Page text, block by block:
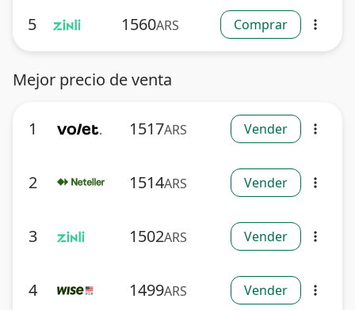
5 1560ARS Comprar more_vert
Mejor precio de venta
1 1517ARS Vender more_vert
2 1514ARS Vender more_vert
3 1502ARS Vender more_vert
4 1499ARS Vender more_vert